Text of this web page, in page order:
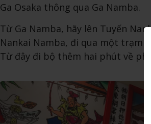
Ga Osaka thông qua Ga Namba.
Từ Ga Namba, hãy lên Tuyến
Nankai Namba, đi qua một trạm
Từ đây đi bộ thêm hai phút về